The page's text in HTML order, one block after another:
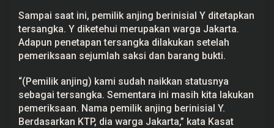
Sampai saat ini, pemilik anjing berinisial Y ditetapkan
tersangka. Y diketehui merupakan warga Jakarta.
Adapun penetapan tersangka dilakukan setelah
pemeriksaan sejumlah saksi dan barang bukti.
“(Pemilik anjing) kami sudah naikkan statusnya
sebagai tersangka. Sementara ini masih kita lakukan
pemeriksaan. Nama pemilik anjing berinisial Y.
Berdasarkan KTP, dia warga Jakarta,” kata Kasat